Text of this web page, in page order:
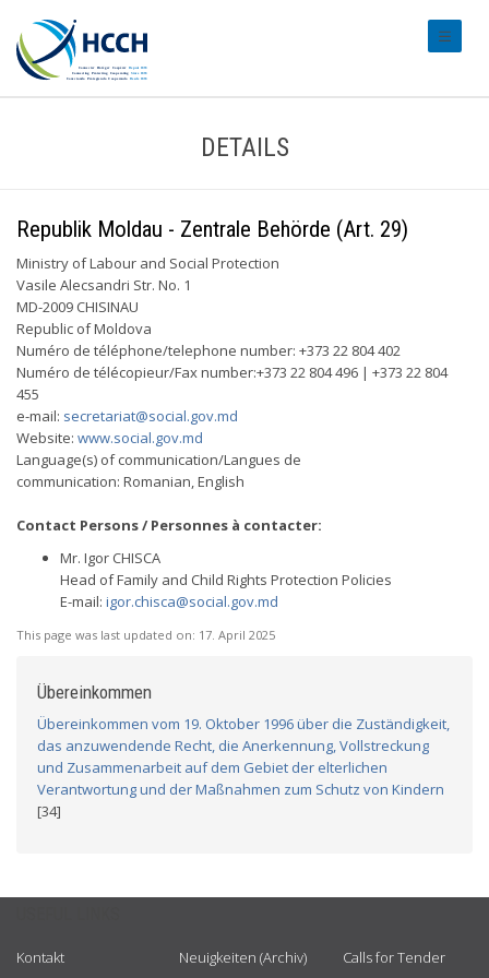
DETAILS
Republik Moldau - Zentrale Behörde (Art. 29)
Ministry of Labour and Social Protection
Vasile Alecsandri Str. No. 1
MD-2009 CHISINAU
Republic of Moldova
Numéro de téléphone/telephone number: +373 22 804 402
Numéro de télécopieur/Fax number:+373 22 804 496 | +373 22 804
455
e-mail: secretariat@social.gov.md
Website: www.social.gov.md
Language(s) of communication/Langues de
communication: Romanian, English
Contact Persons / Personnes à contacter:
Mr. Igor CHISCA
Head of Family and Child Rights Protection Policies
E-mail: igor.chisca@social.gov.md
This page was last updated on: 17. April 2025
Übereinkommen
Übereinkommen vom 19. Oktober 1996 über die Zuständigkeit,
das anzuwendende Recht, die Anerkennung, Vollstreckung
und Zusammenarbeit auf dem Gebiet der elterlichen
Verantwortung und der Maßnahmen zum Schutz von Kindern
[34]
Kontakt Neuigkeiten (Archiv) Calls for Tender